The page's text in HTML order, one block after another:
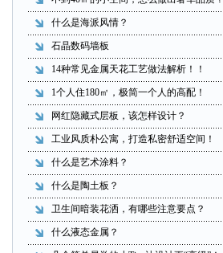
什么是海派风情？
石晶数码墙板
14种常见金属天花工艺做法解析！！
1个人住180㎡，极简一个人的高配！
网红隐藏式层板，该怎样设计？
工业风质朴公寓，打造私密舒适空间！
什么是艺术涂料？
什么是陶土板？
卫生间暗装花洒，有哪些注意要点？
什么液态金属？